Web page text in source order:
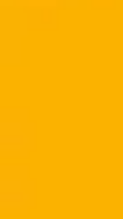
Partnerring